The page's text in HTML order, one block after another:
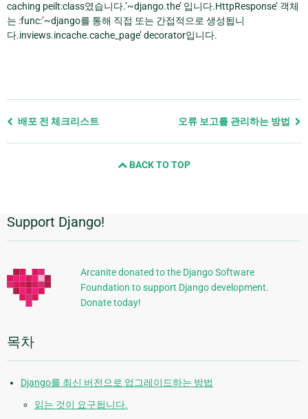
caching peilt:class였습니다.’~django.the’ 입니다.HttpResponse’ 객체
는 :func:’~django를 통해 직접 또는 간접적으로 생성됩니
다.inviews.incache.cache_page’ decorator입니다.
Previous
배포 전 체크리스트 오류 보고를 관리하는 방법
BACK TO TOP
추
가
정
보
Support Django!
Arcanite donated to the Django Software
Foundation to support Django development.
Donate today!
목차
Django를 최신 버전으로 업그레이드하는 방법
읽는 것이 요구됩니다.